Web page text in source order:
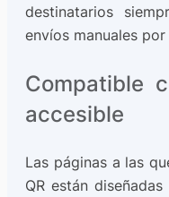
destinatarios
envíos manuales
Compatible
accesible
Las páginas a las
QR están